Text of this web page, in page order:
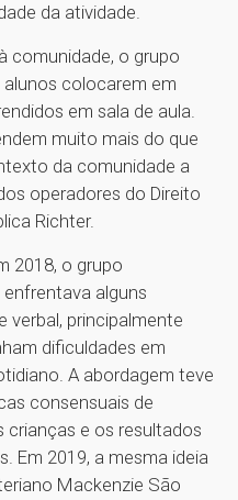
da atividade.
comunidade, o grupo
colocarem em
em sala de aula.
muito mais do que
da comunidade a
operadores do Direito
Richter.
2018, o grupo
alguns
verbal, principalmente
dificuldades em
A abordagem teve
consensuais de
e os resultados
Em 2019, a mesma ideia
Mackenzie São